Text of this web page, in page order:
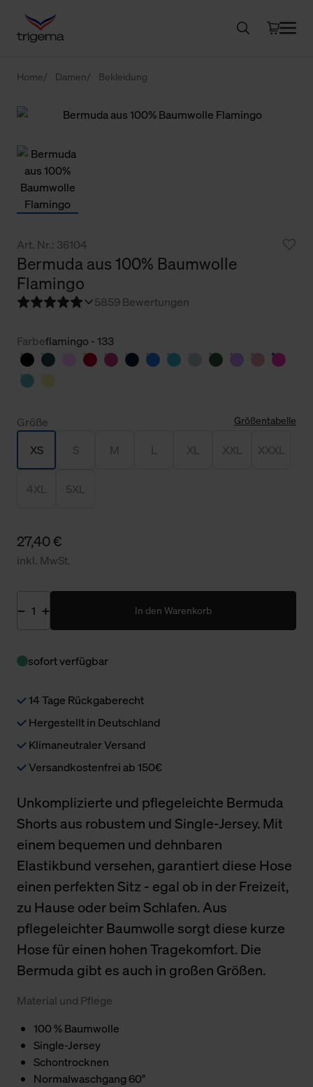
Home Damen Bekleidung
Art. Nr.: 36104
Bermuda aus 100% Baumwolle
Flamingo
5859 Bewertungen
Farbeflamingo - 133
Größe Größentabelle
XS S M L XL XXL XXXL
4XL 5XL
27,40 €
inkl. MwSt.
In den Warenkorb
sofort verfügbar
14 Tage Rückgaberecht
Hergestellt in Deutschland
Klimaneutraler Versand
Versandkostenfrei ab 150€
Unkomplizierte und pflegeleichte Bermuda
Shorts aus robustem und Single-Jersey. Mit
einem bequemen und dehnbaren
Elastikbund versehen, garantiert diese Hose
einen perfekten Sitz - egal ob in der Freizeit,
zu Hause oder beim Schlafen. Aus
pflegeleichter Baumwolle sorgt diese kurze
Hose für einen hohen Tragekomfort. Die
Bermuda gibt es auch in großen Größen.
Material und Pflege
100 % Baumwolle
Single-Jersey
Schontrocknen
Normalwaschgang 60°